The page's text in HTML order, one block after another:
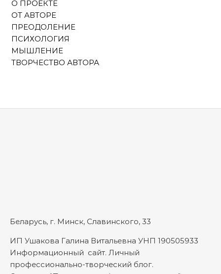
О ПРОЕКТЕ
ОТ АВТОРЕ
ПРЕОДОЛЕНИЕ
ПСИХОЛОГИЯ
МЫШЛЕНИЕ
ТВОРЧЕСТВО АВТОРА
Беларусь, г. Минск, Славинского, 33
ИП Ушакова Галина Витальевна УНП 190505933
Информационный сайт. Личный
профессионально-творческий блог.